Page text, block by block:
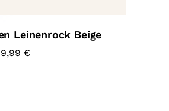
Leinenrock Beige
€